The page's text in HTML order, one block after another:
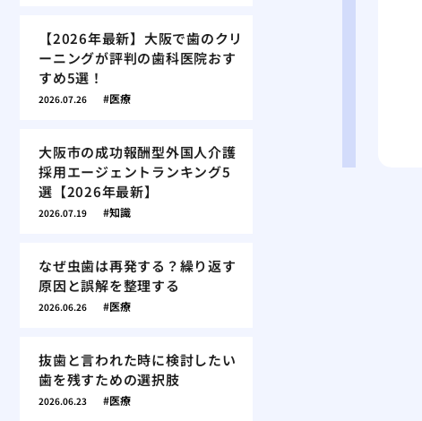
【2026年最新】大阪で歯のクリ
ーニングが評判の歯科医院おす
すめ5選！
2026.07.26 医療
大阪市の成功報酬型外国人介護
採用エージェントランキング5
選【2026年最新】
2026.07.19 知識
なぜ虫歯は再発する？繰り返す
原因と誤解を整理する
2026.06.26 医療
抜歯と言われた時に検討したい
歯を残すための選択肢
2026.06.23 医療